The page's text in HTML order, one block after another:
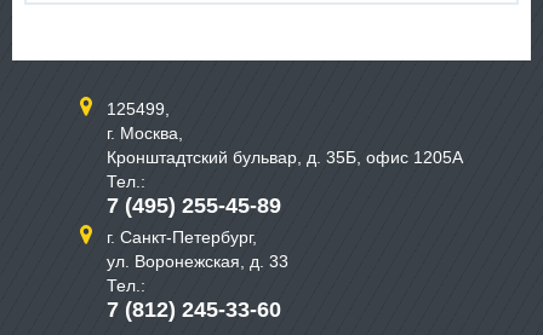
125499,
г. Москва,
Кронштадтский бульвар, д. 35Б, офис 1205А
Тел.:
7 (495) 255-45-89
г. Санкт-Петербург,
ул. Воронежская, д. 33
Тел.:
7 (812) 245-33-60